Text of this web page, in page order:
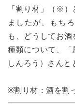
「割り材」（※）
ましたが、もち
も、どうしてお
種類について、「
しんろう）さんと
※割り材：酒を割